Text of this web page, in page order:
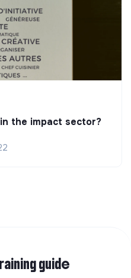
the impact sector?
guide